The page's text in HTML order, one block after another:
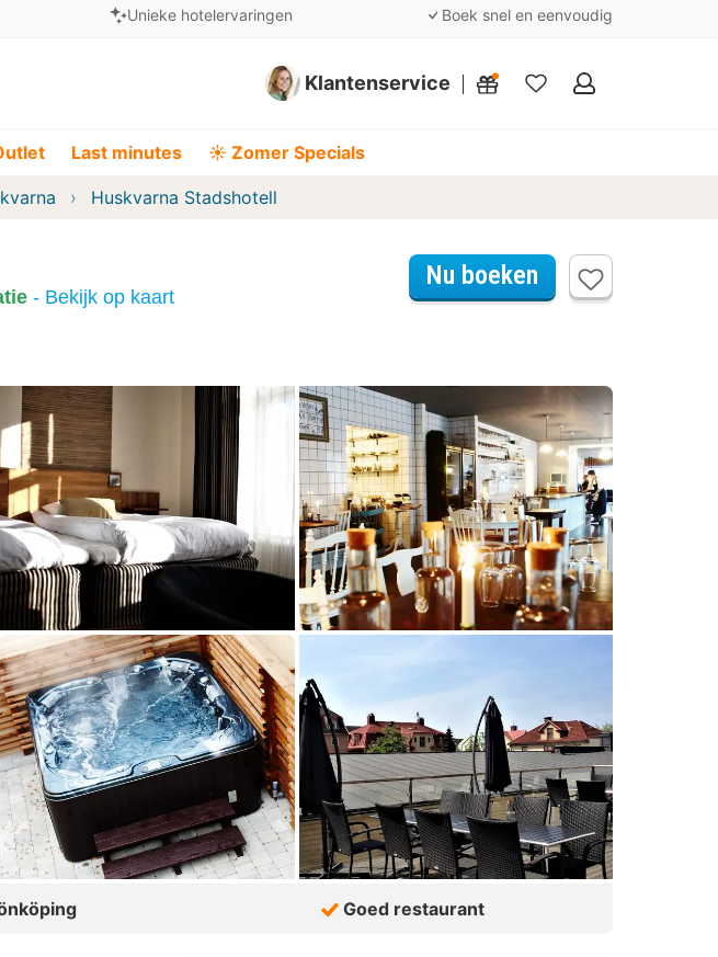
Unieke hotelervaringen Boek snel en eenvoudig
Klantenservice
Mijn
Last minutes ☀️ Zomer Specials
Huskvarna Stadshotell
- Bekijk op kaart
Nu boeken
Goed restaurant